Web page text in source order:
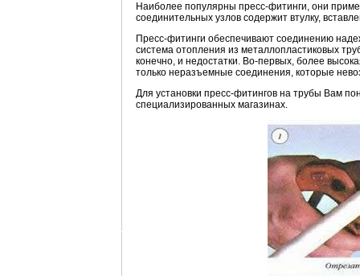
Наиболее популярны пресс-фитинги, они
соединительных узлов содержит втулку,
Пресс-фитинги обеспечивают соединению
система отопления из металлопластиковых
конечно, и недостатки. Во-первых, более
только неразъемные соединения, которые
Для установки пресс-фитингов на трубы Вам
специализированных магазинах.